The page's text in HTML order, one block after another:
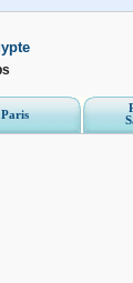
Paris